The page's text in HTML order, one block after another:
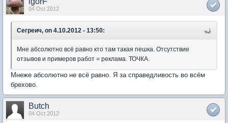
04 Oct 2012
Сегреич, on 4.10.2012 - 13:50:
Мне абсолютно всё равно кто там такая пешка. Отсутствие
отзывов и примеров работ = реклама. ТОЧКА.
Мнеже абсолютно не всё равно. Я за справедливость во всём
брехово.
Butch
04 Oct 2012